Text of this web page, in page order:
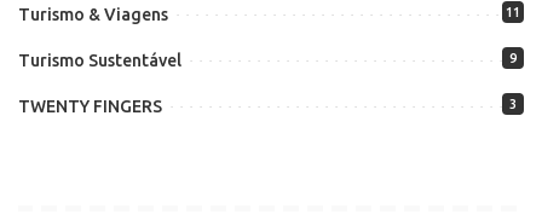
Turismo & Viagens 11
Turismo Sustentável 9
TWENTY FINGERS 3